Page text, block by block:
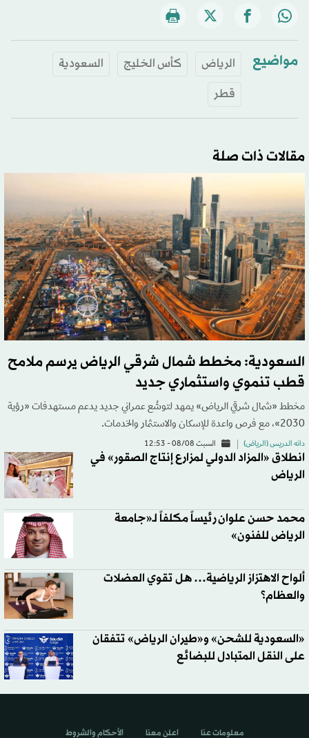
مواضيع الرياض كأس الخليج
السعودية
قطر
مقالات ذات صلة
السعودية: مخطط شمال شرقي الرياض يرسم ملامح
قطب تنموي واستثماري جديد
مخطط «شمال شرقي الرياض» يمهد لتوسُّع عمراني جديد يدعم مستهدفات «رؤية
2030»، مع فرص واعدة للإسكان والاستثمار والخدمات.
دانه الدريس (الرياض) السبت 08/08 - 12:53
انطلاق «المزاد الدولي لمزارع إنتاج الصقور» في
الرياض
محمد حسن علوان رئيساً مكلفاً لـ«جامعة
الرياض للفنون»
ألواح الاهتزاز الرياضية… هل تقوي العضلات
والعظام؟
«السعودية للشحن» و«طيران الرياض» تتفقان
على النقل المتبادل للبضائع
معلومات عنا اعلن معنا الأحكام والشروط